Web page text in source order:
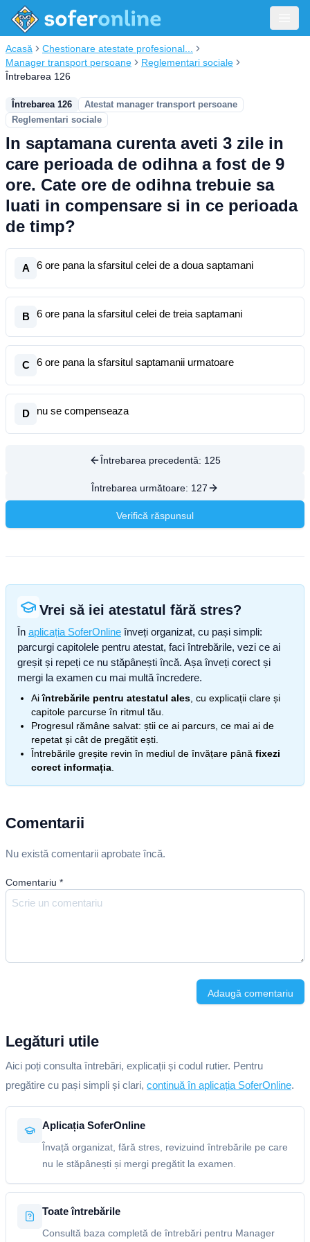
Acasă
Chestionare atestate profesional...
Manager transport persoane
Reglementari sociale
Întrebarea 126
Întrebarea 126
Atestat manager transport persoane
Reglementari sociale
In saptamana curenta aveti 3 zile in
care perioada de odihna a fost de 9
ore. Cate ore de odihna trebuie sa
luati in compensare si in ce perioada
de timp?
A 6 ore pana la sfarsitul celei de a doua saptamani
B 6 ore pana la sfarsitul celei de treia saptamani
C 6 ore pana la sfarsitul saptamanii urmatoare
D nu se compenseaza
Întrebarea precedentă: 125
Întrebarea următoare: 127
Verifică răspunsul
Vrei să iei atestatul fără stres?
În aplicația SoferOnline înveți organizat, cu pași simpli:
parcurgi capitolele pentru atestat, faci întrebările, vezi ce ai
greșit și repeți ce nu stăpânești încă. Așa înveți corect și
mergi la examen cu mai multă încredere.
Aiîntrebările pentru atestatul ales , cu explicații clare și
capitole parcurse în ritmul tău.
Progresul rămâne salvat: știi ce ai parcurs, ce mai ai de
repetat și cât de pregătit ești.
Întrebările greșite revin în mediul de învățare până fixezi
corect informația
Comentarii
Nu există comentarii aprobate încă.
Comentariu *
Adaugă comentariu
Legături utile
Aici poți consulta întrebări, explicații și codul rutier. Pentru
pregătire cu pași simpli și clari, continuă în aplicația SoferOnline.
Aplicația SoferOnline
Învață organizat, fără stres, revizuind întrebările pe care
nu le stăpânești și mergi pregătit la examen.
Toate întrebările
Consultă baza completă de întrebări pentru Manager